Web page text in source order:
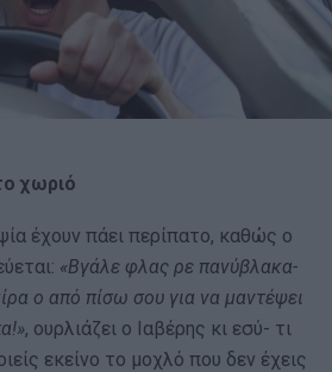
χωριό
έχουν πάει περίπατο, καθώς ο
«Βγάλε φλας ρε πανύβλακα-
ο από πίσω σου για να μαντέψει
, ουρλιάζει ο Ιαβέρης κι εσύ- τι
εκείνο το μοχλό που δεν έχεις